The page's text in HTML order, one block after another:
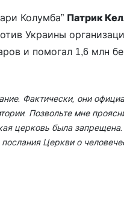
Колумба” Патрик
Украины
и помогал 1,6 млн
Фактически, они
Позвольте мне
церковь была
Церкви о